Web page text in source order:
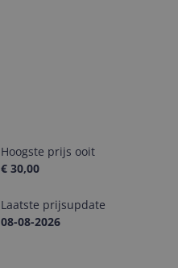
Hoogste prijs ooit
€ 30,00
Laatste prijsupdate
08-08-2026